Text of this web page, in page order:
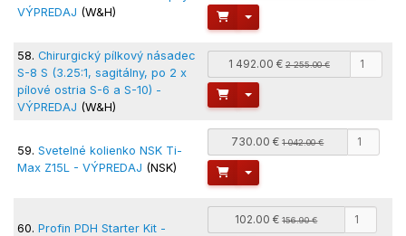
VÝPREDAJ (W&H) Toggle Dropdown
58. Chirurgický pílkový násadec
S-8 S (3.25:1, sagitálny, po 2 x
pílové ostria S-6 a S-10) -
VÝPREDAJ (W&H)
1 492.00 €2 255.00 €
Toggle Dropdown
59. Svetelné kolienko NSK Ti-
Max Z15L - VÝPREDAJ (NSK)
730.00 €1 042.00 €
Toggle Dropdown
60. Profin PDH Starter Kit -
102.00 €156.90 €